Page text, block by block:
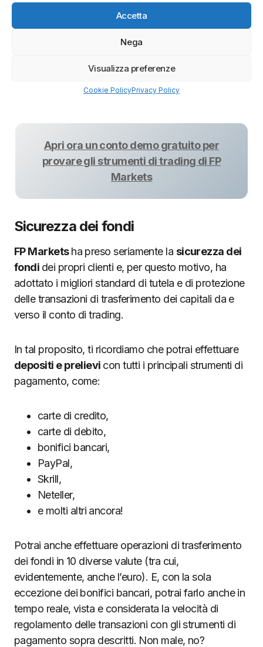
Accetta
Nega
Visualizza preferenze
Cookie PolicyPrivacy Policy
rischiare denaro reale. Il conto demo offre
quotazioni in tempo realee simula lecondizioni
su asset come il
,indicieazioni. Una volta che gli
possono facilmente passare alla versione
Apri ora un conto demo gratuito per
provare gli strumenti di trading di FP
Markets
Sicurezza dei fondi
FP Marketsha preso seriamente la sicurezza dei
fondi dei propri clienti e, per questo motivo, ha
adottato i migliori standard di tutela e di protezione
delle transazioni di trasferimento dei capitali da e
verso il conto di trading.
In tal proposito, ti ricordiamo che potrai effettuare
depositi e prelievi con tutti i principali strumenti di
pagamento, come:
carte di credito,
carte di debito,
bonifici bancari,
PayPal,
Skrill,
Neteller,
e molti altri ancora!
Potrai anche effettuare operazioni di trasferimento
dei fondi in 10 diverse valute (tra cui,
evidentemente, anche l’euro). E, con la sola
eccezione dei bonifici bancari, potrai farlo anche in
tempo reale, vista e considerata la velocità di
regolamento delle transazioni con gli strumenti di
pagamento sopra descritti. Non male, no?